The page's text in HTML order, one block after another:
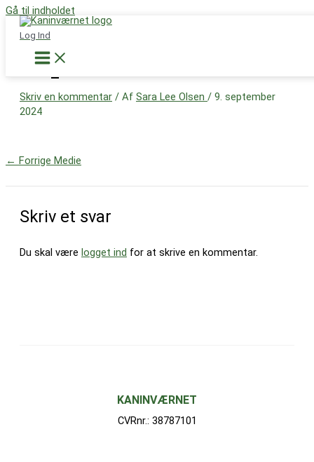
Gå til indholdet
Log Ind
Støt nu
IMG_5211
Skriv en kommentar / Af Sara Lee Olsen / 9. september
2024
← Forrige Medie
Skriv et svar
Du skal være logget ind for at skrive en kommentar.
KANINVÆRNET
CVRnr.: 38787101